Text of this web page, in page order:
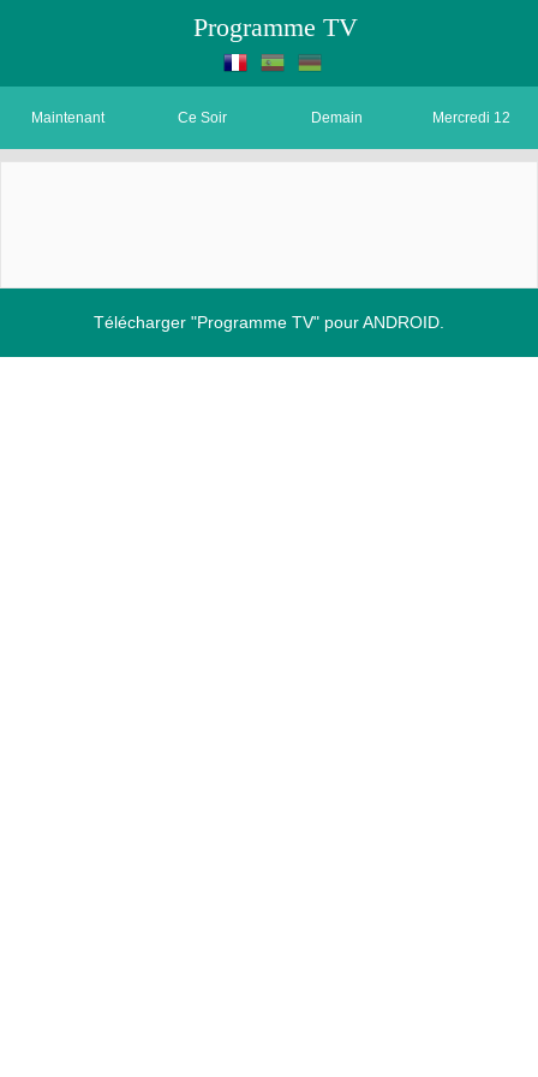
Programme TV
Maintenant Ce Soir Demain Mercredi 12
Télécharger "Programme TV" pour ANDROID.